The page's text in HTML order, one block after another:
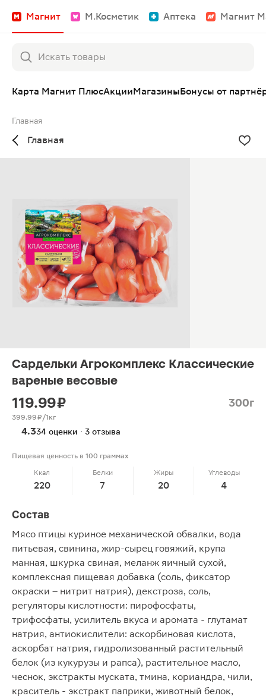
Магнит М.Косметик Аптека Магнит
Карта Магнит ПлюсАкцииМагазиныБонусы от
Главная
Главная
Сардельки Агрокомплекс Классические
вареные весовые
119.99 ₽ 300г
399.99 ₽/1кг
4.334 оценки · 3 отзыва
Пищевая ценность в 100 граммах
Ккал
220
Белки
7
Жиры
20
Углеводы
4
Состав
Мясо птицы куриное механической обвалки, вода
питьевая, свинина, жир-сырец говяжий, крупа
манная, шкурка свиная, меланж яичный сухой,
комплексная пищевая добавка (соль, фиксатор
окраски – нитрит натрия), декстроза, соль,
регуляторы кислотности: пирофосфаты,
трифосфаты, усилитель вкуса и аромата - глутамат
натрия, антиокислители: аскорбиновая кислота,
аскорбат натрия, гидролизованный растительный
белок (из кукурузы и рапса), растительное масло,
чеснок, экстракты муската, тмина, кориандра, чили,
краситель - экстракт паприки, животный белок,